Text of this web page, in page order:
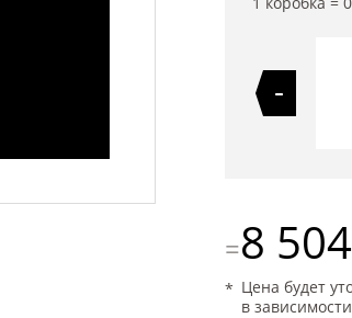
-
=8 504
Цена будет
в